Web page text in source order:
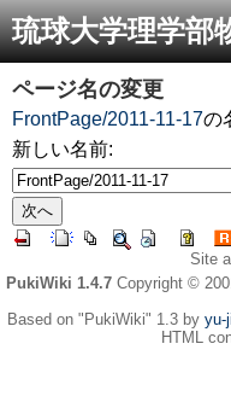
琉球大学理学部
ページ名の変更
FrontPage/2011-11-17の
新しい名前:
Site
PukiWiki 1.4.7 Copyright ©
Based on "PukiWiki" 1.3 by yu-ji
HTML